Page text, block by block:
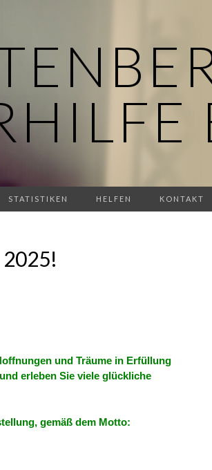
STATISTIKEN HELFEN KONTAKT
2025!
und Träume in Erfüllung
erleben Sie viele glückliche
gemäß dem Motto: